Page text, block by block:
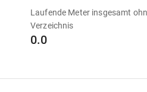
Laufende Meter insgesamt
Verzeichnis
0.0